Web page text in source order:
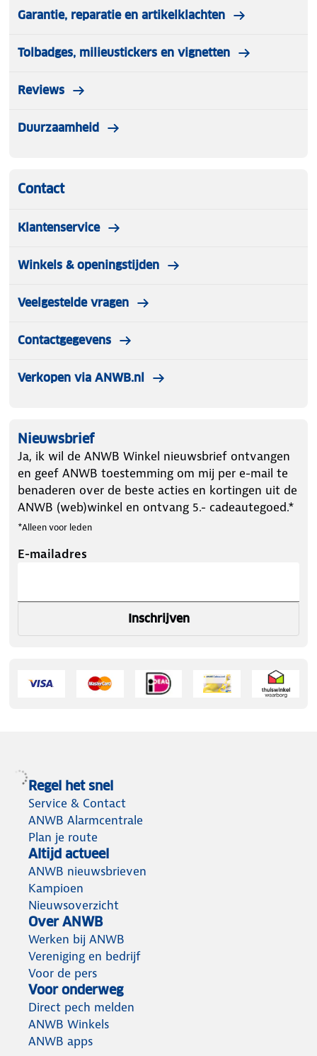
Garantie, reparatie en artikelklachten
Tolbadges, milieustickers en vignetten
Reviews
Duurzaamheid
Contact
Klantenservice
Winkels & openingstijden
Veelgestelde vragen
Contactgegevens
Verkopen via ANWB.nl
Nieuwsbrief
Ja, ik wil de ANWB Winkel nieuwsbrief ontvangen
en geef ANWB toestemming om mij per e-mail te
benaderen over de beste acties en kortingen uit de
ANWB (web)winkel en ontvang 5.- cadeautegoed.*
*Alleen voor leden
E-mailadres
Inschrijven
Regel het snel
Service & Contact
ANWB Alarmcentrale
Plan je route
Altijd actueel
ANWB nieuwsbrieven
Kampioen
Nieuwsoverzicht
Over ANWB
Werken bij ANWB
Vereniging en bedrijf
Voor de pers
Voor onderweg
Direct pech melden
ANWB Winkels
ANWB apps